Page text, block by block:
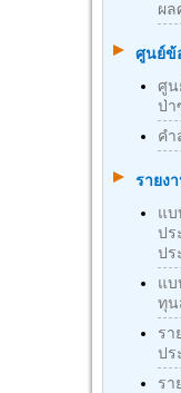
ผล
ศูนย์ข้
ศูน
ป่า
คำ
รายง
แบ
ปร
ปร
แบ
ทุน
รา
ปร
รา